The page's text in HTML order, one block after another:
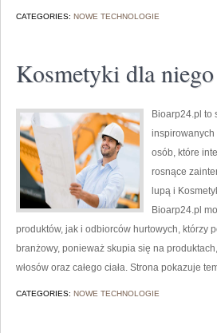
CATEGORIES: NOWE TECHNOLOGIE
Kosmetyki dla niego
Bioarp24.pl to
inspirowanych
osób, które
rosnące
lupą i
Bioarp24.pl
produktów, jak i odbiorców hurtowych, którzy
branżowy, ponieważ skupia się na
włosów oraz całego ciała. Strona pokazuje
CATEGORIES: NOWE TECHNOLOGIE